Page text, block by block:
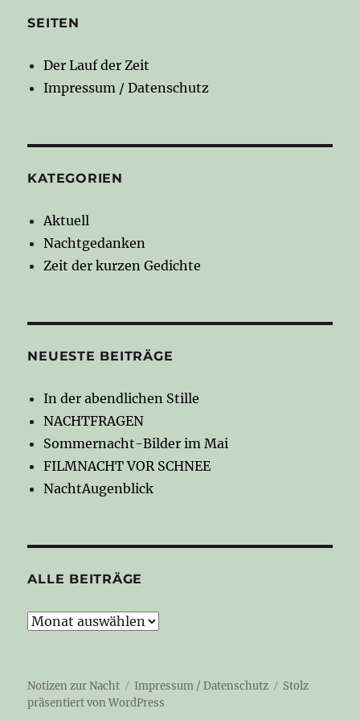
SEITEN
Der Lauf der Zeit
Impressum / Datenschutz
KATEGORIEN
Aktuell
Nachtgedanken
Zeit der kurzen Gedichte
NEUESTE BEITRÄGE
In der abendlichen Stille
NACHTFRAGEN
Sommernacht-Bilder im Mai
FILMNACHT VOR SCHNEE
NachtAugenblick
ALLE BEITRÄGE
Alle
Notizen zur Nacht Impressum / Datenschutz
Stolz
präsentiert von WordPress